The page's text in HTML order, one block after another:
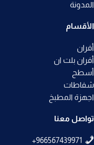
المدونة
الأقسام
أفران
أفران بلت ان
أسطح
شفاطات
اجهزة المطبخ
تواصل معنا